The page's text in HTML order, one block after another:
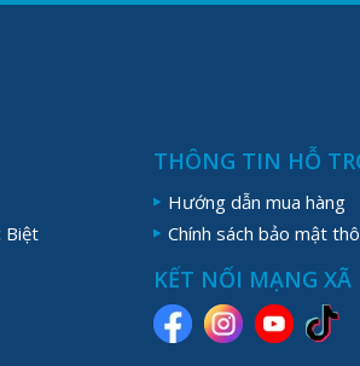
Biệt
THÔNG TIN HỖ
Hướng dẫn mua hàng
Chính sách bảo mật
KẾT NỐI MẠNG XÃ